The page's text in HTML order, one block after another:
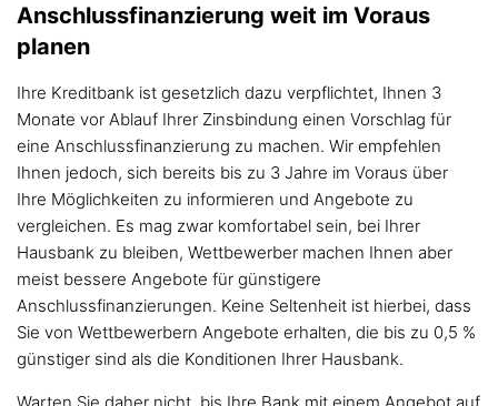
Anschlussfinanzierung weit im Voraus
planen
Ihre Kreditbank ist gesetzlich dazu verpflichtet, Ihnen 3
Monate vor Ablauf Ihrer Zinsbindung einen Vorschlag für
eine Anschlussfinanzierung zu machen. Wir empfehlen
Ihnen jedoch, sich bereits bis zu 3 Jahre im Voraus über
Ihre Möglichkeiten zu informieren und Angebote zu
vergleichen. Es mag zwar komfortabel sein, bei Ihrer
Hausbank zu bleiben, Wettbewerber machen Ihnen aber
meist bessere Angebote für günstigere
Anschlussfinanzierungen. Keine Seltenheit ist hierbei, dass
Sie von Wettbewerbern Angebote erhalten, die bis zu 0,5 %
günstiger sind als die Konditionen Ihrer Hausbank.